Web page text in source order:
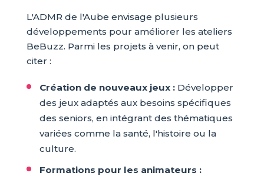
L'ADMR de l'Aube envisage plusieurs
développements pour améliorer les ateliers
BeBuzz. Parmi les projets à venir, on peut
citer :
Création de nouveaux jeux :Développer
des jeux adaptés aux besoins spécifiques
des seniors, en intégrant des thématiques
variées comme la santé, l'histoire ou la
culture.
Formations pour les animateurs :